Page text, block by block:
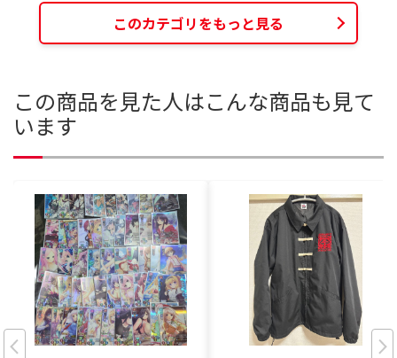
このカテゴリをもっと見る
この商品を見た人はこんな商品も見て
います